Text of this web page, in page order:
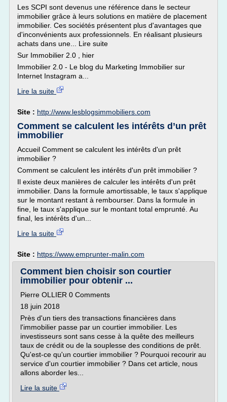
Les SCPI sont devenus une référence dans le secteur
immobilier grâce à leurs solutions en matière de placement
immobilier. Ces sociétés présentent plus d'avantages que
d'inconvénients aux professionnels. En réalisant plusieurs
achats dans une... Lire suite
Sur Immobilier 2.0 , hier
Immobilier 2.0 - Le blog du Marketing Immobilier sur
Internet Instagram a...
Lire la suite
Site : http://www.lesblogsimmobiliers.com
Comment se calculent les intérêts d’un prêt
immobilier
Accueil Comment se calculent les intérêts d'un prêt
immobilier ?
Comment se calculent les intérêts d'un prêt immobilier ?
Il existe deux manières de calculer les intérêts d'un prêt
immobilier. Dans la formule amortissable, le taux s'applique
sur le montant restant à rembourser. Dans la formule in
fine, le taux s'applique sur le montant total emprunté. Au
final, les intérêts d'un...
Lire la suite
Site : https://www.emprunter-malin.com
Comment bien choisir son courtier
immobilier pour obtenir ...
Pierre OLLIER 0 Comments
18 juin 2018
Près d'un tiers des transactions financières dans
l'immobilier passe par un courtier immobilier. Les
investisseurs sont sans cesse à la quête des meilleurs
taux de crédit ou de la souplesse des conditions de prêt.
Qu'est-ce qu'un courtier immobilier ? Pourquoi recourir au
service d'un courtier immobilier ? Dans cet article, nous
allons aborder les...
Lire la suite